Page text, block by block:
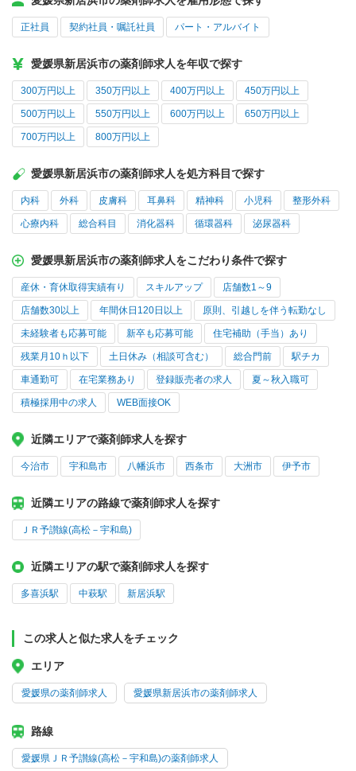
正社員 契約社員・嘱託社員 パート・アルバイト
愛媛県新居浜市の薬剤師求人を年収で探す
300万円以上 350万円以上 400万円以上 450万円以上
500万円以上 550万円以上 600万円以上 650万円以上
700万円以上 800万円以上
愛媛県新居浜市の薬剤師求人を処方科目で探す
内科 外科 皮膚科 耳鼻科 精神科 小児科 整形外科
心療内科 総合科目 消化器科 循環器科 泌尿器科
愛媛県新居浜市の薬剤師求人をこだわり条件で探す
産休・育休取得実績有り スキルアップ 店舗数1～9
店舗数30以上 年間休日120日以上 原則、引越しを伴う転勤なし
未経験者も応募可能 新卒も応募可能 住宅補助（手当）あり
残業月10ｈ以下 土日休み（相談可含む） 総合門前 駅チカ
車通勤可 在宅業務あり 登録販売者の求人 夏～秋入職可
積極採用中の求人 WEB面接OK
近隣エリアで薬剤師求人を探す
今治市 宇和島市 八幡浜市 西条市 大洲市 伊予市
近隣エリアの路線で薬剤師求人を探す
ＪＲ予讃線(高松－宇和島)
近隣エリアの駅で薬剤師求人を探す
多喜浜駅 中萩駅 新居浜駅
この求人と似た求人をチェック
エリア
愛媛県の薬剤師求人 愛媛県新居浜市の薬剤師求人
路線
愛媛県ＪＲ予讃線(高松－宇和島)の薬剤師求人